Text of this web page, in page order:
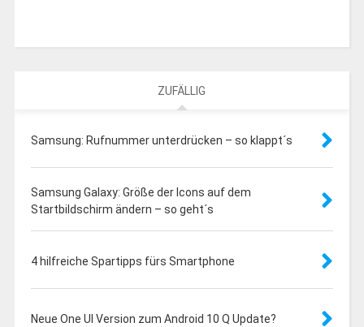
ZUFÄLLIG
Samsung: Rufnummer unterdrücken – so klappt´s
Samsung Galaxy: Größe der Icons auf dem
Startbildschirm ändern – so geht´s
4 hilfreiche Spartipps fürs Smartphone
Neue One UI Version zum Android 10 Q Update?